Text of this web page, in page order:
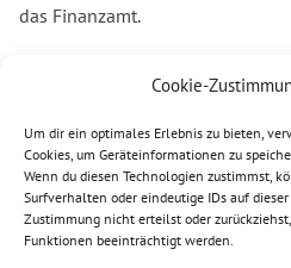
Cookie-
Um dir ein optimales Erlebnis zu bieten,
Cookies, um Geräteinformationen zu
Wenn du diesen Technologien zustimmst,
Surfverhalten oder eindeutige IDs auf
Zustimmung nicht erteilst oder
Funktionen beeinträchtigt werden.
das Finanzamt.
vielen Bereichen aktiv werden
Dank für deine Spende. Helfen